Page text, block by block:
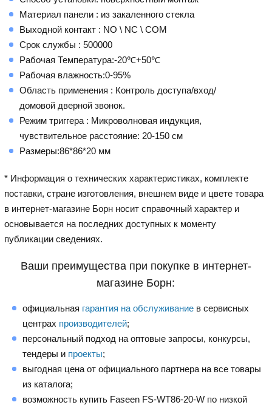
Материал панели : из закаленного стекла
Выходной контакт : NO \ NC \ COM
Срок службы : 500000
Рабочая Температура:-20℃+50℃
Рабочая влажность:0-95%
Область применения : Контроль доступа/вход/
домовой дверной звонок.
Режим триггера : Микроволновая индукция,
чувствительное расстояние: 20-150 см
Размеры:86*86*20 мм
* Информация о технических характеристиках, комплекте
поставки, стране изготовления, внешнем виде и цвете товара
в интернет-магазине Борн носит справочный характер и
основывается на последних доступных к моменту
публикации сведениях.
Ваши преимущества при покупке в интернет-
магазине Борн:
официальная гарантия на обслуживание в сервисных
центрах производителей;
персональный подход на оптовые запросы, конкурсы,
тендеры и проекты;
выгодная цена от официального партнера на все товары
из каталога;
возможность купить Faseen FS-WT86-20-W по низкой